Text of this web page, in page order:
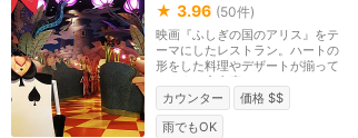
★ 3.96 (50件)
映画『ふしぎの国のアリス』をテ
ーマにしたレストラン。ハートの
形をした料理やデザートが揃って
います。室内席。
カウンター
価格 $$
雨でもOK